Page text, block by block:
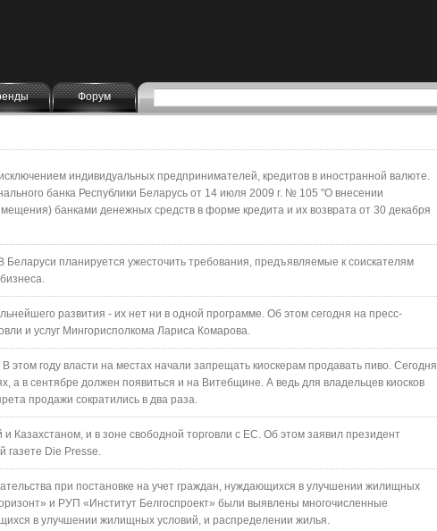
Форум
индивидуальных предпринимателей, кредитов в иностранной валюте.
банка Республики Беларусь от 14 июля 2009 г. № 105 "О внесении
банками денежных средств в форме кредита и их возврата от 30 декабря
планируется ужесточить требования, предъявляемые к соискателям
развития - их нет ни в одной программе. Об этом сегодня на пресс-
и услуг Мингорисполкома Лариса Комарова.
этом году власти на местах начали запрещать киоскерам продавать пиво. Сегодня
а в сентябре должен появиться и на Витебщине. А ведь для владельцев киосков
продажи сократились в два раза.
Казахстаном, и в зоне свободной торговли с ЕС. Об этом заявил президент
газете Die Presse.
при постановке на учет граждан, нуждающихся в улучшении жилищных
и РУП «Институт Белгоспроект» были выявлены многочисленные
в улучшении жилищных условий, и распределении жилья.